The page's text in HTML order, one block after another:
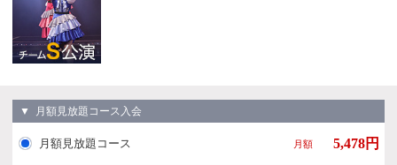
▼ 月額見放題コース入会
月額見放題コース 月額 5,478円